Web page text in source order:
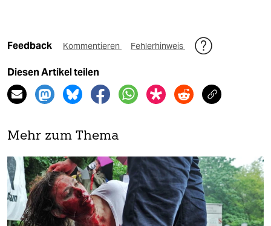
Feedback Kommentieren Fehlerhinweis
Diesen Artikel teilen
Mehr zum Thema